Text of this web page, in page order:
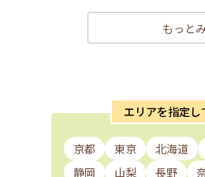
もっと
エリアを指定し
京都 東京 北海道
静岡
山梨 長野